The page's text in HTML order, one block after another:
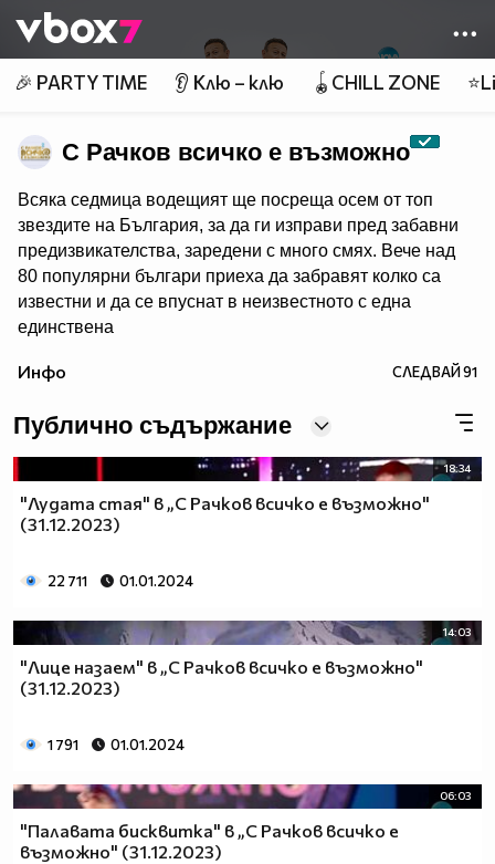
👾
🎉 PARTY TIME 👂 Клю – клю 🪀CHILL ZONE
С Рачков всичко е възможно
Всяка седмица водещият ще посреща осем от топ
звездите на България, за да ги изправи пред забавни
предизвикателства, заредени с много смях. Вече над
80 популярни българи приеха да забравят колко са
известни и да се впуснат в неизвестното с една
единствена
Гледайте "С Рачков всичко е възможно" - всяка събота
Инфо СЛЕДВАЙ91
Публично съдържание
18:34
"Лудата стая" в „С Рачков всичко е възможно"
(31.12.2023)
22 711 01.01.2024
14:03
"Лице назаем" в „С Рачков всичко е възможно"
(31.12.2023)
1 791 01.01.2024
06:03
"Палавата бисквитка" в „С Рачков всичко е
възможно" (31.12.2023)